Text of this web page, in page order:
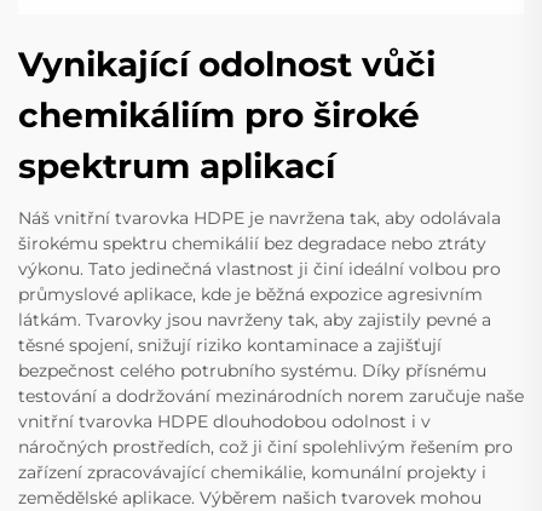
Vynikající odolnost vůči
chemikáliím pro široké
spektrum aplikací
Náš vnitřní tvarovka HDPE je navržena tak, aby odolávala
širokému spektru chemikálií bez degradace nebo ztráty
výkonu. Tato jedinečná vlastnost ji činí ideální volbou pro
průmyslové aplikace, kde je běžná expozice agresivním
látkám. Tvarovky jsou navrženy tak, aby zajistily pevné a
těsné spojení, snižují riziko kontaminace a zajišťují
bezpečnost celého potrubního systému. Díky přísnému
testování a dodržování mezinárodních norem zaručuje naše
vnitřní tvarovka HDPE dlouhodobou odolnost i v
náročných prostředích, což ji činí spolehlivým řešením pro
zařízení zpracovávající chemikálie, komunální projekty i
zemědělské aplikace. Výběrem našich tvarovek mohou